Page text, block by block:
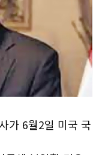
가 6월2일 미국 국